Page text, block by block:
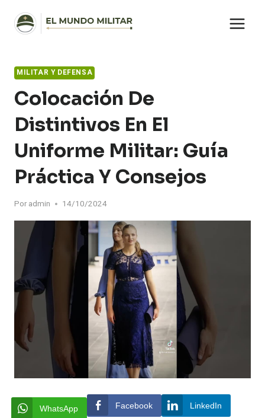
contenido
MILITAR Y DEFENSA
Colocación De
Distintivos En El
Uniforme Militar: Guía
Práctica Y Consejos
Por admin 14/10/2024
WhatsApp Facebook LinkedIn